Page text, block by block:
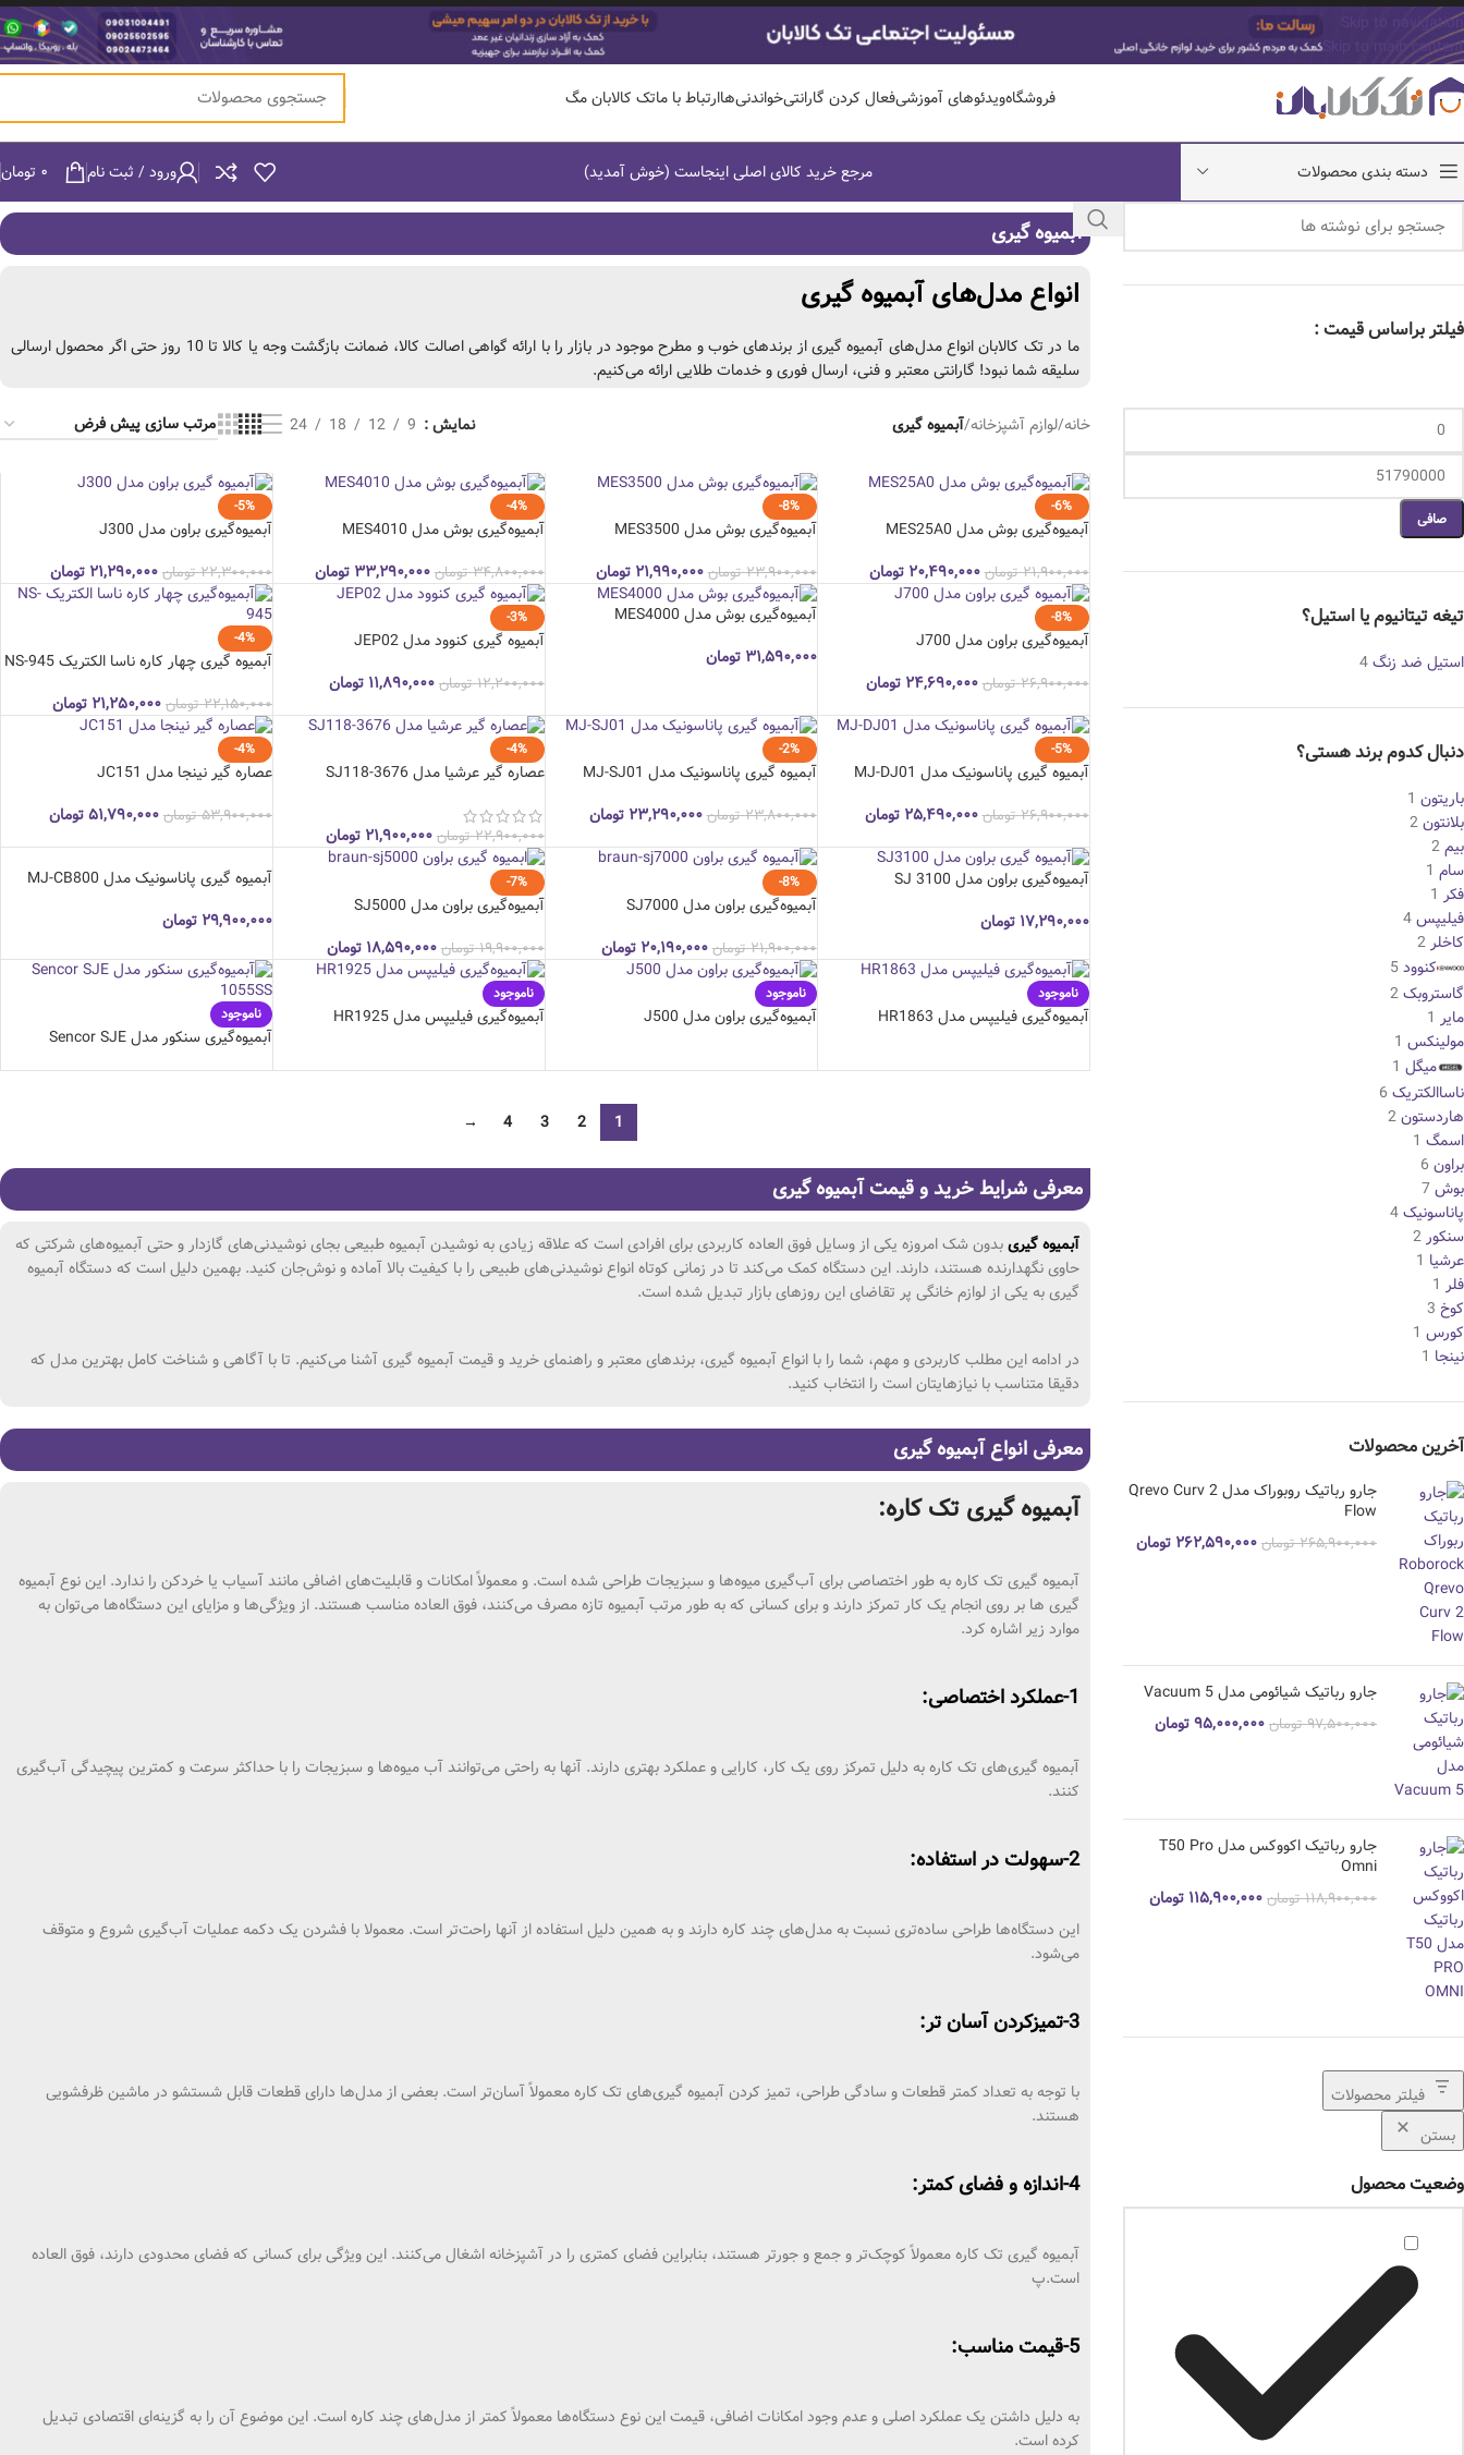
Skip to navigation
Skip to main content
فروشگاهویدئوهای آموزشیفعال کردن گارانتیخواندنی‌هاارتباط با ماتک کالابان مگ
دسته بندی محصولات مرجع خرید کالای اصلی اینجاست (خوش آمدید) ورود / ثبت نام ۰ تومان
فیلتر براساس قیمت :
صافی
تیغه تیتانیوم یا استیل؟
استیل ضد زنگ4
دنبال کدوم برند هستی؟
باریتون 1
بلانتون2
بیم2
سام 1
فکر 1
فیلیپس4
کاخلر 2
کنوود5
گاستروبک2
مایر 1
مولینکس 1
میگل 1
ناساالکتریک 6
هاردستون2
اسمگ 1
براون 6
بوش7
پاناسونیک4
سنکور 2
عرشیا 1
فلر 1
کوخ 3
کورس 1
نینجا 1
آخرین محصولات
جارو رباتیک روبوراک مدل Qrevo Curv 2
Flow
۲۶۵,۹۰۰,۰۰۰ تومان ۲۶۲,۵۹۰,۰۰۰ تومان
جارو رباتیک شیائومی مدل Vacuum 5
۹۷,۵۰۰,۰۰۰ تومان ۹۵,۰۰۰,۰۰۰تومان
جارو رباتیک اکووکس مدل T50 Pro
Omni
۱۱۸,۹۰۰,۰۰۰ تومان ۱۱۵,۹۰۰,۰۰۰ تومان
فیلتر محصولات
بستن
وضعیت محصول
آبمیوه گیری
انواع مدل‌های آبمیوه گیری
ما در تک کالابان انواع مدل‌های آبمیوه گیری از برندهای خوب و مطرح موجود در بازار را با ارائه گواهی اصالت کالا، ضمانت بازگشت وجه یا کالا تا 10 روز حتی اگر محصول ارسالی
سلیقه شما نبود! گارانتی معتبر و فنی، ارسال فوری و خدمات طلایی ارائه می‌کنیم.
خانه/لوازم آشپزخانه/آبمیوه گیری نمایش 9
12
18
24
-6%
آبمیوه‌گیری بوش مدل MES25A0
۲۱,۹۰۰,۰۰۰ تومان ۲۰,۴۹۰,۰۰۰ تومان
-8%
آبمیوه‌گیری بوش مدل MES3500
۲۳,۹۰۰,۰۰۰ تومان ۲۱,۹۹۰,۰۰۰ تومان
-4%
آبمیوه‌گیری بوش مدل MES4010
۳۴,۸۰۰,۰۰۰ تومان ۳۳,۲۹۰,۰۰۰ تومان
-5%
آبمیوه‌گیری براون مدل J300
۲۲,۳۰۰,۰۰۰ تومان ۲۱,۲۹۰,۰۰۰ تومان
-8%
آبمیوه‌گیری براون مدل J700
۲۶,۹۰۰,۰۰۰ تومان ۲۴,۶۹۰,۰۰۰ تومان
آبمیوه‌گیری بوش مدل MES4000
۳۱,۵۹۰,۰۰۰ تومان
-3%
آبمیوه‌ گیری کنوود مدل JEP02
۱۲,۲۰۰,۰۰۰ تومان ۱۱,۸۹۰,۰۰۰ تومان
-4%
آبمیوه‌ گیری چهار کاره ناسا الکتریک NS-945
۲۲,۱۵۰,۰۰۰ تومان ۲۱,۲۵۰,۰۰۰ تومان
-5%
آبمیوه گیری پاناسونیک مدل MJ-DJ01
۲۶,۹۰۰,۰۰۰ تومان ۲۵,۴۹۰,۰۰۰ تومان
-2%
آبمیوه گیری پاناسونیک مدل MJ-SJ01
۲۳,۸۰۰,۰۰۰ تومان ۲۳,۲۹۰,۰۰۰ تومان
-4%
عصاره گیر عرشیا مدل SJ118-3676
۲۲,۹۰۰,۰۰۰ تومان ۲۱,۹۰۰,۰۰۰ تومان
-4%
عصاره گیر نینجا مدل JC151
۵۳,۹۰۰,۰۰۰ تومان ۵۱,۷۹۰,۰۰۰تومان
آبمیوه‌گیری براون مدل SJ 3100
۱۷,۲۹۰,۰۰۰ تومان
-8%
آبمیوه‌گیری براون مدل SJ7000
۲۱,۹۰۰,۰۰۰ تومان ۲۰,۱۹۰,۰۰۰ تومان
-7%
آبمیوه‌گیری براون مدل SJ5000
۱۹,۹۰۰,۰۰۰ تومان ۱۸,۵۹۰,۰۰۰ تومان
آبمیوه گیری پاناسونیک مدل MJ-CB800
۲۹,۹۰۰,۰۰۰ تومان
ناموجود
آبمیوه‌گیری فیلیپس مدل HR1863
ناموجود
آبمیوه‌گیری براون مدل J500
ناموجود
آبمیوه‌گیری فیلیپس مدل HR1925 ناموجود
آبمیوه‌گیری سنکور مدل Sencor SJE
1
2
3
4
→
معرفی شرایط خرید و قیمت آبمیوه گیری
آبمیوه گیریبدون شک امروزه یکی از وسایل فوق العاده کاربردی برای افرادی است که علاقه زیادی به نوشیدن آبمیوه طبیعی بجای نوشیدنی‌های گازدار و حتی آبمیوه‌های شرکتی که
حاوی نگهدارنده هستند، دارند. این دستگاه کمک می‌کند تا در زمانی کوتاه انواع نوشیدنی‌های طبیعی را با کیفیت بالا آماده و نوش‌جان کنید. بهمین دلیل است که دستگاه آبمیوه
گیری به یکی از لوازم خانگی پر تقاضای این روزهای بازار تبدیل شده است.
در ادامه این مطلب کاربردی و مهم، شما را با انواع آبمیوه گیری، برندهای معتبر و راهنمای خرید و قیمت آبمیوه گیری آشنا می‌کنیم. تا با آگاهی و شناخت کامل بهترین مدل که
دقیقا متناسب با نیازهایتان است را انتخاب کنید.
معرفی انواع آبمیوه گیری
آبمیوه گیری تک کاره:
آبمیوه‌ گیری تک کاره به طور اختصاصی برای آب‌گیری میوه‌ها و سبزیجات طراحی شده است. و معمولاً امکانات و قابلیت‌های اضافی مانند آسیاب یا خردکن را ندارد. این نوع آبمیوه‌
گیری‌ ها بر روی انجام یک کار تمرکز دارند و برای کسانی که به طور مرتب آبمیوه تازه مصرف می‌کنند، فوق العاده مناسب هستند. از ویژگی‌ها و مزایای این دستگاه‌ها می‌توان به
موارد زیر اشاره کرد.
1-عملکرد اختصاصی:
آبمیوه‌ گیری‌های تک کاره به دلیل تمرکز روی یک کار، کارایی و عملکرد بهتری دارند. آنها به راحتی می‌توانند آب میوه‌ها و سبزیجات را با حداکثر سرعت و کمترین پیچیدگی آب‌گیری
کنند.
2-سهولت در استفاده:
این دستگاه‌ها طراحی ساده‌تری نسبت به مدل‌های چند کاره دارند و به همین دلیل استفاده از آنها راحت‌تر است. معمولا با فشردن یک دکمه عملیات آب‌گیری شروع و متوقف
می‌شود.
3-تمیزکردن آسان تر:
با توجه به تعداد کمتر قطعات و سادگی طراحی، تمیز کردن آبمیوه‌ گیری‌های تک کاره معمولاً آسان‌تر است. بعضی از مدل‌ها دارای قطعات قابل شستشو در ماشین ظرفشویی
هستند.
4-اندازه و فضای کمتر:
آبمیوه‌ گیری‌ تک کاره معمولاً کوچک‌تر و جمع‌ و جورتر هستند، بنابراین فضای کمتری را در آشپزخانه اشغال می‌کنند. این ویژگی برای کسانی که فضای محدودی دارند، فوق‌ العاده
است.پ
5-قیمت مناسب:
به دلیل داشتن یک عملکرد اصلی و عدم وجود امکانات اضافی، قیمت این نوع دستگاه‌ها معمولاً کمتر از مدل‌های چند کاره است. این موضوع آن را به گزینه‌ای اقتصادی تبدیل
کرده است.